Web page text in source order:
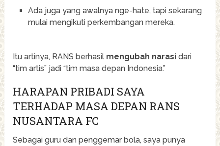
Ada juga yang awalnya nge-hate, tapi sekarang
mulai mengikuti perkembangan mereka.
Itu artinya, RANS berhasil mengubah narasi dari
“tim artis” jadi “tim masa depan Indonesia.”
HARAPAN PRIBADI SAYA
TERHADAP MASA DEPAN RANS
NUSANTARA FC
Sebagai guru dan penggemar bola, saya punya